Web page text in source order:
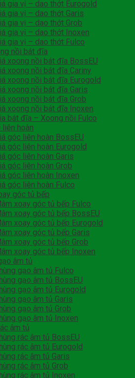
gia vị – dao thớt Eurogold
gia vị – dao thớt Garis
gia vị – dao thớt Grob
gia vị – dao thớt Inoxen
gia vị – dao thớt Fulco
nồi bát đĩa
xoong nồi bát đĩa BossEU
xoong nồi bát đĩa Cariny
xoong nồi bát đĩa Eurogold
xoong nồi bát đĩa Garis
xoong nồi bát đĩa Grob
xoong nồi bát đĩa Inoxen
bát đĩa – Xoong nồi Fulco
liên hoàn
góc liên hoàn BossEU
góc liên hoàn Eurogold
góc liên hoàn Garis
góc liên hoàn Grob
góc liên hoàn Inoxen
góc liên hoàn Fulco
góc tủ bếp
xoay góc tủ bếp Fulco
xoay góc tủ bếp BossEU
xoay góc tủ bếp Eurogold
xoay góc tủ bếp Garis
xoay góc tủ bếp Grob
xoay góc tủ bếp Inoxen
âm tủ
gạo âm tủ Fulco
gạo âm tủ BossEU
gạo âm tủ Eurogold
gạo âm tủ Garis
gạo âm tủ Grob
gạo âm tủ Inoxen
âm tủ
rác âm tủ BossEU
rác âm tủ Eurogold
rác âm tủ Garis
rác âm tủ Grob
rác âm tủ Inoxen